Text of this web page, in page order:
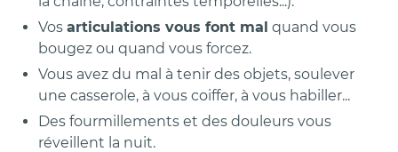
Vos articulations vous font mal quand vous
bougez ou quand vous forcez.
Vous avez du mal à tenir des objets, soulever
une casserole, à vous coiffer, à vous habiller...
Des fourmillements et des douleurs vous
réveillent la nuit.